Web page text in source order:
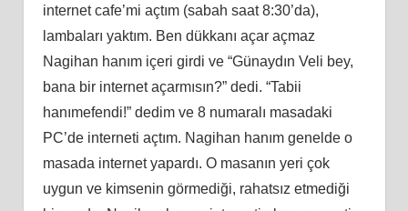
internet cafe’mi açtım (sabah saat 8:30’da),
lambaları yaktım. Ben dükkanı açar açmaz
Nagihan hanım içeri girdi ve “Günaydın Veli bey,
bana bir internet açarmısın?” dedi. “Tabii
hanımefendi!” dedim ve 8 numaralı masadaki
PC’de interneti açtım. Nagihan hanım genelde o
masada internet yapardı. O masanın yeri çok
uygun ve kimsenin görmediği, rahatsız etmediği